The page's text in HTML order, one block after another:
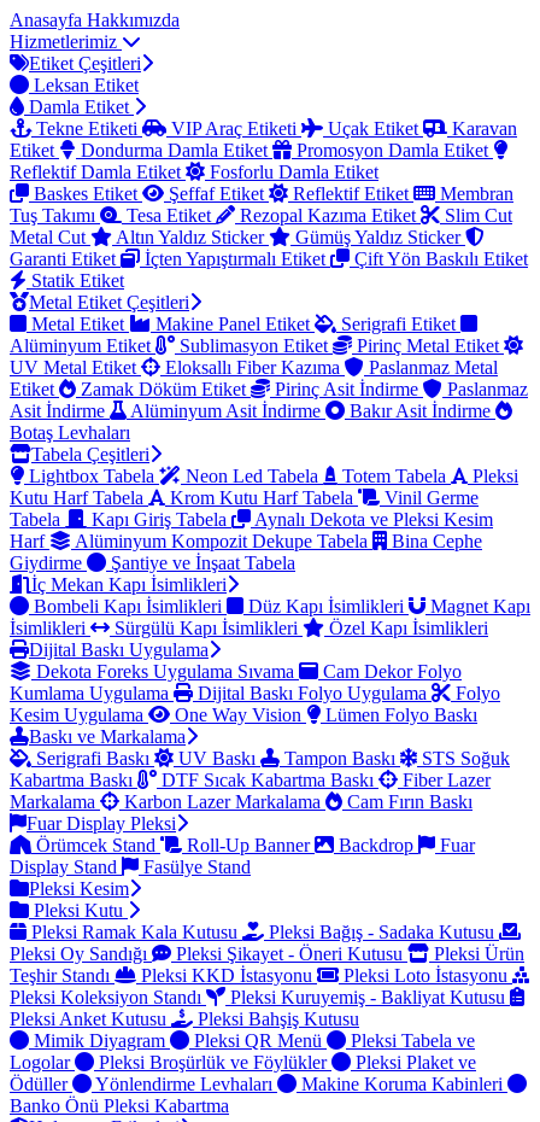
Anasayfa Hakkımızda
Hizmetlerimiz
Etiket Çeşitleri
Leksan Etiket
Damla Etiket
Tekne Etiketi
VIP Araç Etiketi Uçak Etiket
Karavan
Etiket
Dondurma Damla Etiket
Promosyon Damla Etiket
Reflektif Damla Etiket
Fosforlu Damla Etiket
Baskes Etiket
Şeffaf Etiket Reflektif Etiket
Membran
Tuş Takımı
Tesa Etiket Rezopal Kazıma Etiket
Slim Cut
Metal Cut
Altın Yaldız Sticker
Gümüş Yaldız Sticker
Garanti Etiket
İçten Yapıştırmalı Etiket
Çift Yön Baskılı Etiket
Statik Etiket
Metal Etiket Çeşitleri
Metal Etiket
Makine Panel Etiket
Serigrafi Etiket
Alüminyum Etiket
Sublimasyon Etiket
Pirinç Metal Etiket
UV Metal Etiket
Eloksallı Fiber Kazıma
Paslanmaz Metal
Etiket
Zamak Döküm Etiket Pirinç Asit İndirme
Paslanmaz
Asit İndirme
Alüminyum Asit İndirme
Bakır Asit İndirme
Botaş Levhaları
Tabela Çeşitleri
Lightbox Tabela
Neon Led Tabela Totem Tabela
Pleksi
Kutu Harf Tabela
Krom Kutu Harf Tabela
Vinil Germe
Tabela
Kapı Giriş Tabela
Aynalı Dekota ve Pleksi Kesim
Harf
Alüminyum Kompozit Dekupe Tabela
Bina Cephe
Giydirme
Şantiye ve İnşaat Tabela
İç Mekan Kapı İsimlikleri
Bombeli Kapı İsimlikleri
Düz Kapı İsimlikleri
Magnet Kapı
İsimlikleri
Sürgülü Kapı İsimlikleri
Özel Kapı İsimlikleri
Dijital Baskı Uygulama
Dekota Foreks Uygulama Sıvama
Cam Dekor Folyo
Kumlama Uygulama
Dijital Baskı Folyo Uygulama
Folyo
Kesim Uygulama
One Way Vision
Lümen Folyo Baskı
Baskı ve Markalama
Serigrafi Baskı
UV Baskı Tampon Baskı
STS Soğuk
Kabartma Baskı
DTF Sıcak Kabartma Baskı
Fiber Lazer
Markalama
Karbon Lazer Markalama
Cam Fırın Baskı
Fuar Display Pleksi
Örümcek Stand
Roll-Up Banner Backdrop
Fuar
Display Stand
Fasülye Stand
Pleksi Kesim
Pleksi Kutu
Pleksi Ramak Kala Kutusu
Pleksi Bağış - Sadaka Kutusu
Pleksi Oy Sandığı
Pleksi Şikayet - Öneri Kutusu
Pleksi Ürün
Teşhir Standı
Pleksi KKD İstasyonu
Pleksi Loto İstasyonu
Pleksi Koleksiyon Standı
Pleksi Kuruyemiş - Bakliyat Kutusu
Pleksi Anket Kutusu
Pleksi Bahşiş Kutusu
Mimik Diyagram
Pleksi QR Menü
Pleksi Tabela ve
Logolar
Pleksi Broşürlük ve Föylükler
Pleksi Plaket ve
Ödüller
Yönlendirme Levhaları
Makine Koruma Kabinleri
Banko Önü Pleksi Kabartma